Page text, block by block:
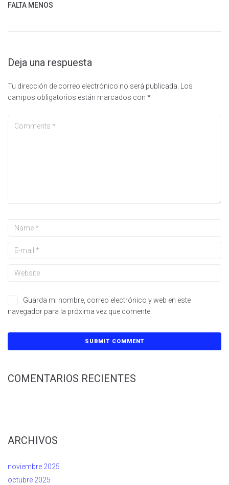
FALTA MENOS
Deja una respuesta
Tu dirección de correo electrónico no será publicada.
Los
campos obligatorios están marcados con *
Guarda mi nombre, correo electrónico y web en este
navegador para la próxima vez que comente.
COMENTARIOS RECIENTES
ARCHIVOS
noviembre 2025
octubre 2025